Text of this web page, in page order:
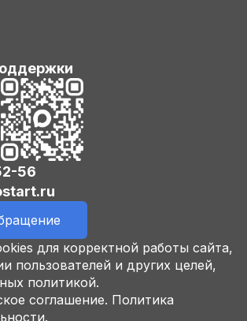
56
для корректной работы сайта,
пользователей и других целей,
политикой.
соглашение. Политика